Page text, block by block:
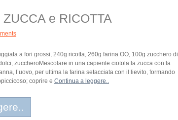
e RICOTTA
a fori grossi, 240g ricotta, 260g farina OO, 100g zucchero di
zuccheroMescolare in una capiente ciotola la zucca con la
l’uovo, per ultima la farina setacciata con il lievito, formando
coprire e Continua a leggere..